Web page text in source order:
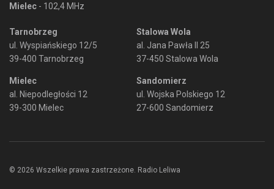
Mielec - 102,4 MHz
Tarnobrzeg
ul. Wyspiańskiego 12/5
39-400 Tarnobrzeg
Mielec
al. Niepodległości 12
39-300 Mielec
Stalowa Wola
al. Jana Pawła II 25
37-450 Stalowa Wola
Sandomierz
ul. Wojska Polskiego 12
27-600 Sandomierz
© 2026 Wszelkie prawa zastrzeżone. Radio Leliwa